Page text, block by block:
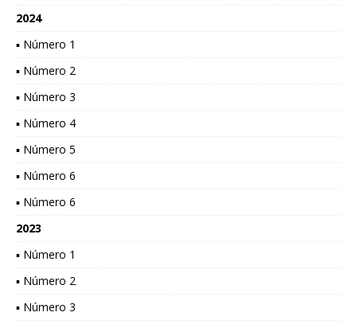
2024
▪ Número 1
▪ Número 2
▪ Número 3
▪ Número 4
▪ Número 5
▪ Número 6
▪ Número 6
2023
▪ Número 1
▪ Número 2
▪ Número 3